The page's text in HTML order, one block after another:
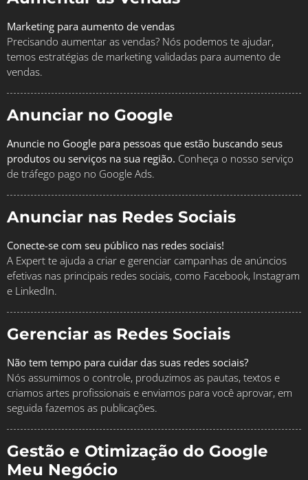
Marketing para aumento de vendas
Precisando aumentar as vendas? Nós podemos te ajudar,
temos estratégias de marketing validadas para aumento de
vendas.
Anunciar no Google
Anuncie no Google para pessoas que estão buscando seus
produtos ou serviços na sua região. Conheça o nosso serviço
de tráfego pago no Google Ads.
Anunciar nas Redes Sociais
Conecte-se com seu público nas redes sociais!
A Expert te ajuda a criar e gerenciar campanhas de anúncios
efetivas nas principais redes sociais, como Facebook, Instagram
e LinkedIn.
Gerenciar as Redes Sociais
Não tem tempo para cuidar das suas redes sociais?
Nós assumimos o controle, produzimos as pautas, textos e
criamos artes profissionais e enviamos para você aprovar, em
seguida fazemos as publicações.
Gestão e Otimização do Google
Meu Negócio